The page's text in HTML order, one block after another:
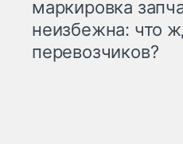
маркировка
неизбежна: что
перевозчиков?